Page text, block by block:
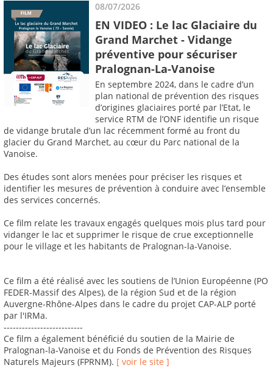
08/07/2026
EN VIDEO : Le lac Glaciaire du
Grand Marchet - Vidange
préventive pour sécuriser
Pralognan-La-Vanoise
En septembre 2024, dans le cadre d’un
plan national de prévention des risques
d’origines glaciaires porté par l’Etat, le
service RTM de l’ONF identifie un risque
de vidange brutale d’un lac récemment formé au front du
glacier du Grand Marchet, au cœur du Parc national de la
Vanoise.
Des études sont alors menées pour préciser les risques et
identifier les mesures de prévention à conduire avec l’ensemble
des services concernés.
Ce film relate les travaux engagés quelques mois plus tard pour
vidanger le lac et supprimer le risque de crue exceptionnelle
pour le village et les habitants de Pralognan-la-Vanoise.
Ce film a été réalisé avec les soutiens de l’Union Européenne (PO
FEDER-Massif des Alpes), de la région Sud et de la région
Auvergne-Rhône-Alpes dans le cadre du projet CAP-ALP porté
par l'IRMa.
--------------------------
Ce film a également bénéficié du soutien de la Mairie de
Pralognan-la-Vanoise et du Fonds de Prévention des Risques
Naturels Majeurs (FPRNM). [ voir le site ]